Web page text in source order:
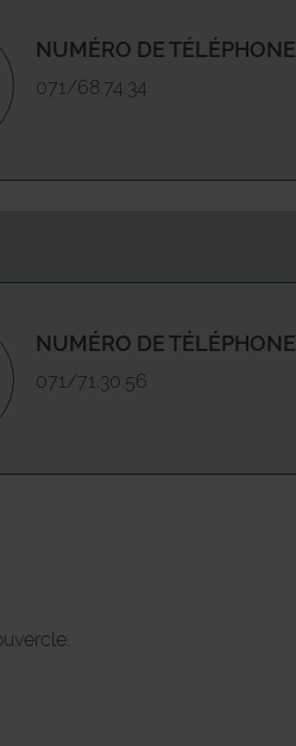
NUMÉRO DE TÉLÉPHONE
071/68.74.34
NUMÉRO DE TÉLÉPHONE
071/71.30.56